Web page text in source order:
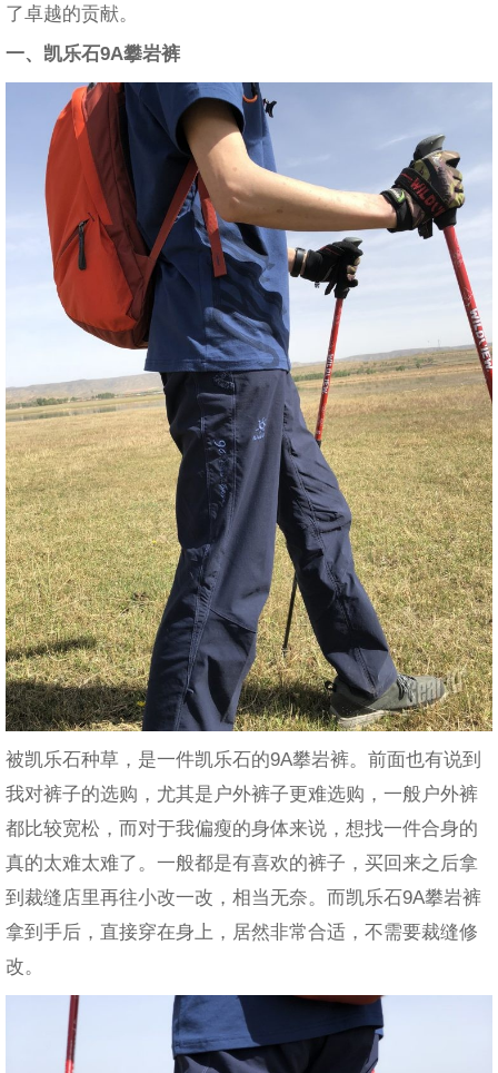
了卓越的贡献。
一、凯乐石9A攀岩裤
被凯乐石种草，是一件凯乐石的9A攀岩裤。前面也有说到
我对裤子的选购，尤其是户外裤子更难选购，一般户外裤
都比较宽松，而对于我偏瘦的身体来说，想找一件合身的
真的太难太难了。一般都是有喜欢的裤子，买回来之后拿
到裁缝店里再往小改一改，相当无奈。而凯乐石9A攀岩裤
拿到手后，直接穿在身上，居然非常合适，不需要裁缝修
改。